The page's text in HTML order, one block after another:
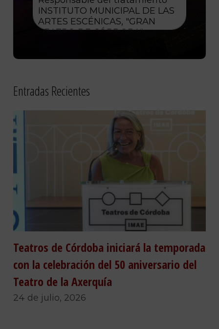
Entradas Recientes
Teatros de Córdoba iniciará la temporada
con la celebración del 50 aniversario del
Teatro de la Axerquía
24 de julio, 2026